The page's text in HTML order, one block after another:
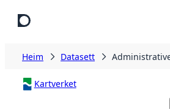
Heim Datasett
Kartverket